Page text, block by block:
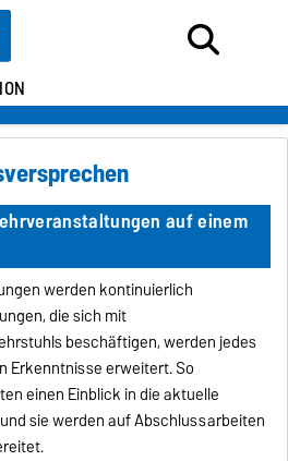
auf einem
werden kontinuierlich
die sich mit
beschäftigen, werden jedes
Erkenntnisse erweitert. So
einen Einblick in die aktuelle
sie werden auf Abschlussarbeiten